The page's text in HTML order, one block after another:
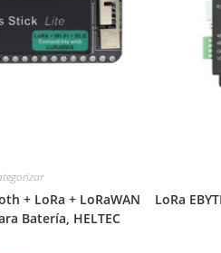
+ LoRa + LoRaWAN
Batería, HELTEC
LoRa